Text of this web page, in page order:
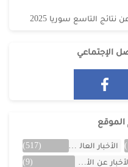
التاسع سوريا 2025
الإجتماعي
الأخبار العالمية
(517)
عن الأردن
(9)